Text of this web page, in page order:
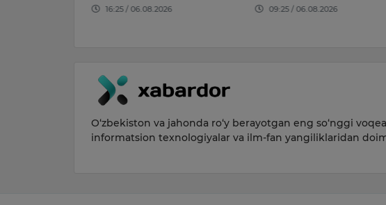
16:25 / 06.08.2026 09:25 / 06.08.2026
O‘zbekiston va jahonda ro‘y berayotgan eng so‘nggi
informatsion texnologiyalar va ilm-fan yangiliklaridan